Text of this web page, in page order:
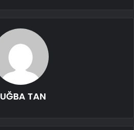
TAN